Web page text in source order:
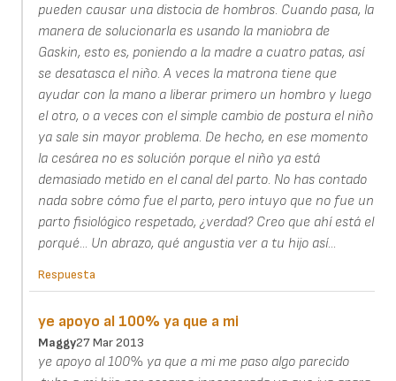
pueden causar una distocia de hombros. Cuando pasa, la
manera de solucionarla es usando la maniobra de
Gaskin, esto es, poniendo a la madre a cuatro patas, así
se desatasca el niño. A veces la matrona tiene que
ayudar con la mano a liberar primero un hombro y luego
el otro, o a veces con el simple cambio de postura el niño
ya sale sin mayor problema. De hecho, en ese momento
la cesárea no es solución porque el niño ya está
demasiado metido en el canal del parto. No has contado
nada sobre cómo fue el parto, pero intuyo que no fue un
parto fisiológico respetado, ¿verdad? Creo que ahí está el
porqué... Un abrazo, qué angustia ver a tu hijo así...
Respuesta
ye apoyo al 100% ya que a mi
Maggy27 Mar 2013
ye apoyo al 100% ya que a mi me paso algo parecido